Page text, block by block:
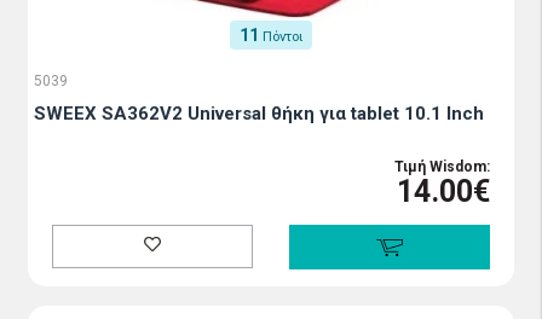
11 Πόντοι
5039
SWEEX SA362V2 Universal θήκη για tablet 10.1 Inch
Τιμή Wisdom:
14.00€